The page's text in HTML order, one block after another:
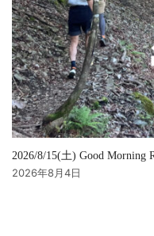
2026/8/15(土) Good Morning
2026年8月4日